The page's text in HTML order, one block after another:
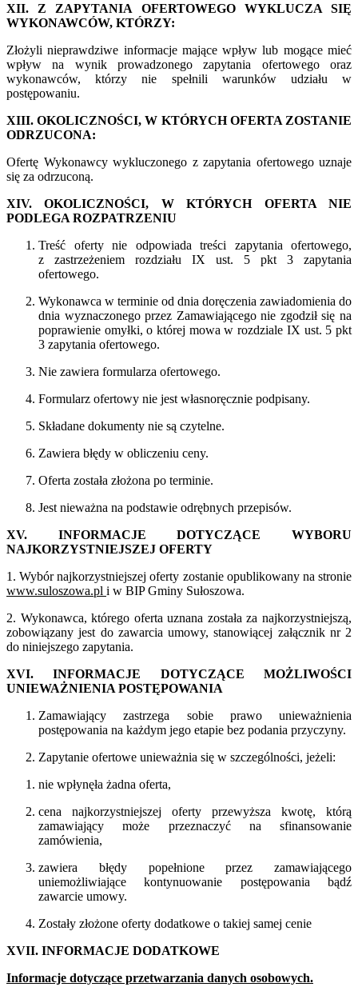
XII. Z ZAPYTANIA OFERTOWEGO WYKLUCZA SIĘ
WYKONAWCÓW, KTÓRZY:
Złożyli nieprawdziwe informacje mające wpływ lub mogące mieć
wpływ na wynik prowadzonego zapytania ofertowego oraz
wykonawców, którzy nie spełnili warunków udziału w
postępowaniu.
XIII. OKOLICZNOŚCI, W KTÓRYCH OFERTA ZOSTANIE
ODRZUCONA:
Ofertę Wykonawcy wykluczonego z zapytania ofertowego uznaje
się za odrzuconą.
XIV. OKOLICZNOŚCI, W KTÓRYCH OFERTA NIE
PODLEGA ROZPATRZENIU
Treść oferty nie odpowiada treści zapytania ofertowego,
z zastrzeżeniem rozdziału IX ust. 5 pkt 3 zapytania
ofertowego.
Wykonawca w terminie od dnia doręczenia zawiadomienia do
dnia wyznaczonego przez Zamawiającego nie zgodził się na
poprawienie omyłki, o której mowa w rozdziale IX ust. 5 pkt
3 zapytania ofertowego.
Nie zawiera formularza ofertowego.
Formularz ofertowy nie jest własnoręcznie podpisany.
Składane dokumenty nie są czytelne.
Zawiera błędy w obliczeniu ceny.
Oferta została złożona po terminie.
Jest nieważna na podstawie odrębnych przepisów.
XV. INFORMACJE DOTYCZĄCE WYBORU
NAJKORZYSTNIEJSZEJ OFERTY
1. Wybór najkorzystniejszej oferty zostanie opublikowany na stronie
www.suloszowa.pl i w BIP Gminy Sułoszowa.
2. Wykonawca, którego oferta uznana została za najkorzystniejszą,
zobowiązany jest do zawarcia umowy, stanowiącej załącznik nr 2
do niniejszego zapytania.
XVI. INFORMACJE DOTYCZĄCE MOŻLIWOŚCI
UNIEWAŻNIENIA POSTĘPOWANIA
Zamawiający zastrzega sobie prawo unieważnienia
postępowania na każdym jego etapie bez podania przyczyny.
Zapytanie ofertowe unieważnia się w szczególności, jeżeli:
nie wpłynęła żadna oferta,
cena najkorzystniejszej oferty przewyższa kwotę, którą
zamawiający może przeznaczyć na sfinansowanie
zamówienia,
zawiera błędy popełnione przez zamawiającego
uniemożliwiające kontynuowanie postępowania bądź
zawarcie umowy.
Zostały złożone oferty dodatkowe o takiej samej cenie
XVII. INFORMACJE DODATKOWE
Informacje dotyczące przetwarzania danych osobowych.